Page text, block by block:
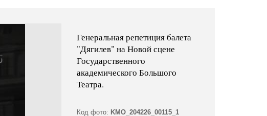
Генеральная репетиция балета
"Дягилев" на Новой сцене
Государственного
академического Большого
Театра.
Код фото: KMO_204226_00115_1